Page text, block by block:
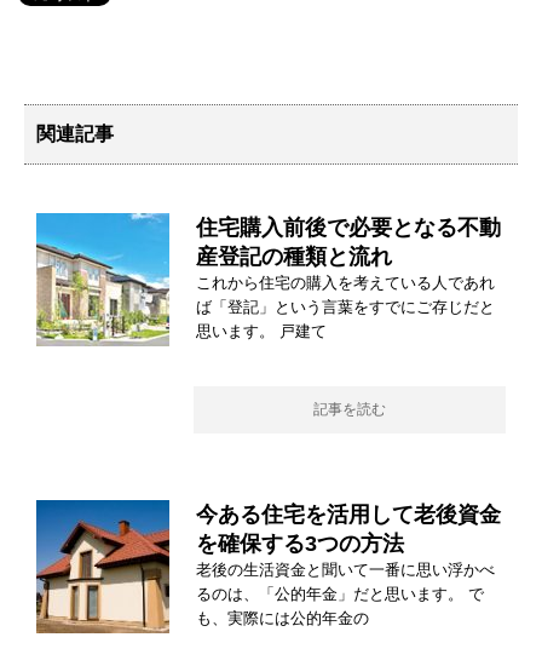
関連記事
住宅購入前後で必要となる不動
産登記の種類と流れ
これから住宅の購入を考えている人であれ
ば「登記」という言葉をすでにご存じだと
思います。 戸建て
記事を読む
今ある住宅を活用して老後資金
を確保する3つの方法
老後の生活資金と聞いて一番に思い浮かべ
るのは、「公的年金」だと思います。 で
も、実際には公的年金の